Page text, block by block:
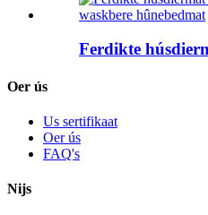
Ferdikte
Oer ús
Us sertifikaat
Oer ús
FAQ's
Nijs